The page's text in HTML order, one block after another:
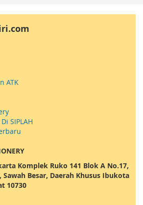
ATK
SIPLAH
Komplek Ruko 141 Blok A No.17,
Sawah Besar, Daerah Khusus Ibukota
10730